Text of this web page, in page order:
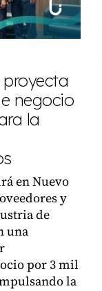
proyecta
negocio
la
en Nuevo
y
de
una
por 3 mil
la